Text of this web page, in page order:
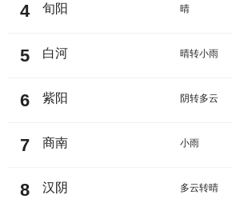
4 旬阳 晴
5 白河 晴转小雨
6 紫阳 阴转多云
7 商南 小雨
8 汉阴 多云转晴